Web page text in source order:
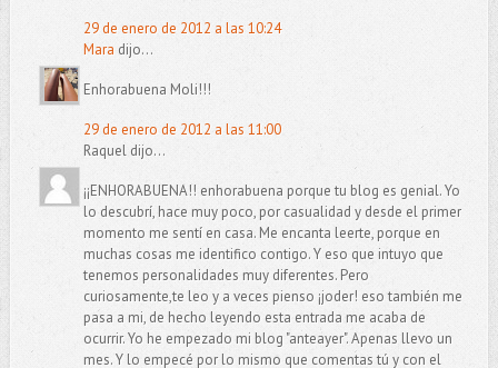
29 de enero de 2012 a las 10:24
Mara dijo...
Enhorabuena Moli!!!
29 de enero de 2012 a las 11:00
Raquel dijo...
¡¡ENHORABUENA!! enhorabuena porque tu blog es genial. Yo
lo descubrí, hace muy poco, por casualidad y desde el primer
momento me sentí en casa. Me encanta leerte, porque en
muchas cosas me identifico contigo. Y eso que intuyo que
tenemos personalidades muy diferentes. Pero
curiosamente,te leo y a veces pienso ¡joder! eso también me
pasa a mi, de hecho leyendo esta entrada me acaba de
ocurrir. Yo he empezado mi blog "anteayer". Apenas llevo un
mes. Y lo empecé por lo mismo que comentas tú y con el